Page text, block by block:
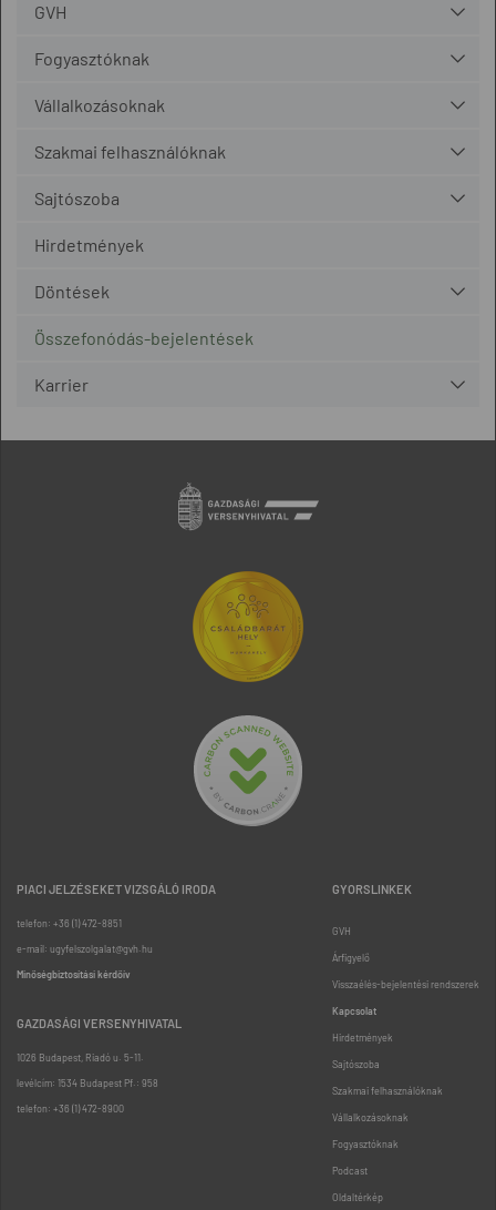
GVH
Fogyasztóknak
Vállalkozásoknak
Szakmai felhasználóknak
Sajtószoba
Hirdetmények
Döntések
Összefonódás-bejelentések
Karrier
PIACI JELZÉSEKET VIZSGÁLÓ IRODA
telefon: +36 (1) 472-8851
e-mail: ugyfelszolgalat@gvh.hu
Minőségbiztosítási kérdőív
GAZDASÁGI VERSENYHIVATAL
1026 Budapest, Riadó u. 5-11.
levélcím: 1534 Budapest Pf.: 958
telefon: +36 (1) 472-8900
GYORSLINKEK
GVH
Árfigyelő
Visszaélés-bejelentési rendszerek
Kapcsolat
Hirdetmények
Sajtószoba
Szakmai felhasználóknak
Vállalkozásoknak
Fogyasztóknak
Podcast
Oldaltérkép